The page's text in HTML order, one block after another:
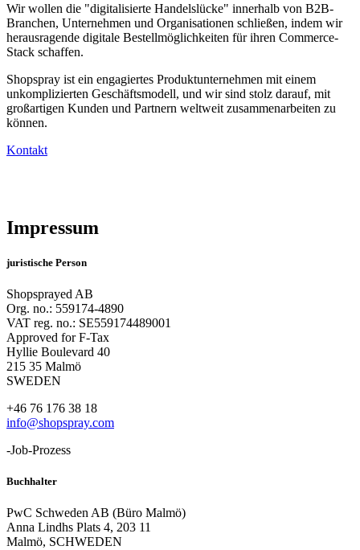
Wir wollen die "digitalisierte Handelslücke" innerhalb von B2B-
Branchen, Unternehmen und Organisationen schließen, indem wir
herausragende digitale Bestellmöglichkeiten für ihren Commerce-
Stack schaffen.
Shopspray ist ein engagiertes Produktunternehmen mit einem
unkomplizierten Geschäftsmodell, und wir sind stolz darauf, mit
großartigen Kunden und Partnern weltweit zusammenarbeiten zu
können.
Kontakt
Impressum
juristische Person
Shopsprayed AB
Org. no.: 559174-4890
VAT reg. no.: SE559174489001
Approved for F-Tax
Hyllie Boulevard 40
215 35 Malmö
SWEDEN
+46 76 176 38 18
info@shopspray.com
-Job-Prozess
Buchhalter
PwC Schweden AB (Büro Malmö)
Anna Lindhs Plats 4, 203 11
Malmö, SCHWEDEN